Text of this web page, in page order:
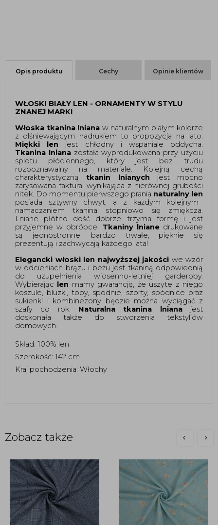
Opis produktu Cechy Opinie klientów
WŁOSKI BIAŁY LEN - ORNAMENTY W STYLU
ZNANEJ MARKI
Włoska tkanina lniana w naturalnym białym kolorze
z olśniewającym nadrukiem to propozycja na lato.
Miękki len jest chłodny i wspaniale oddycha.
Tkanina lniana została wyprodukowana przy użyciu
splotu płóciennego, który jest bez trudu
rozpoznawalny na materiale. Kolejną cechą
charakterystycznątkanin lnianych jest mocno
zarysowana faktura, wynikająca z nierównej grubości
nitek. Do momentu pierwszego prania naturalny len
posiada sztywny chwyt, a z każdym kolejnym
namaczaniem tkanina stopniowo się zmiękcza.
Lniane płótno dość dobrze trzyma formę i jest
przyjemne w obróbce. Tkaniny lnianedrukowane
są jednostronne, bardzo trwałe, pięknie się
prezentują i zachwycają każdego lata!
Elegancki włoski len najwyższej jakości we wzór
w odcieniach brązu i beżu jest tkaniną odpowiednią
do uzupełnienia wiosenno-letniej garderoby.
Wybierając len mamy gwarancję, że uszyte z niego
koszule, bluzki, topy, spodnie, szorty, spódnice oraz
sukienki i kombinezony będzie można wyciągać z
szafy co rok. Naturalna tkanina lnianajest
doskonała także do stworzenia tekstyliów
domowych.
Skład: 100% len
Szerokość: 142 cm
Kraj pochodzenia: Włochy
Zobacz także